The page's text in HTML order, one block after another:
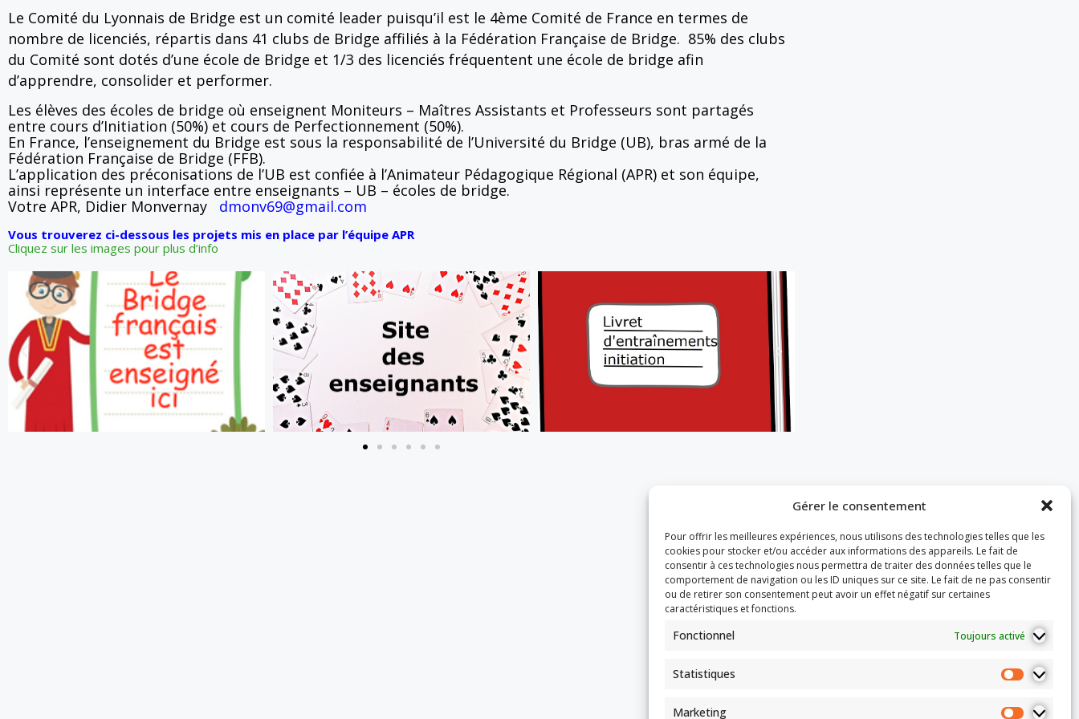
Gérer le consentement
Pour offrir les meilleures expériences, nous utilisons des technologies telles que les
cookies pour stocker et/ou accéder aux informations des appareils. Le fait de
consentir à ces technologies nous permettra de traiter des données telles que le
comportement de navigation ou les ID uniques sur ce site. Le fait de ne pas consentir
ou de retirer son consentement peut avoir un effet négatif sur certaines
caractéristiques et fonctions.
Fonctionnel Toujours activé
Statistiques
Marketing
Le Comité du Lyonnais de Bridge est un comité leader puisqu’il est le 4ème Comité de France en termes de
nombre de licenciés, répartis dans 41 clubs de Bridge affiliés à la Fédération Française de Bridge. 85% des clubs
du Comité sont dotés d’une école de Bridge et 1/3 des licenciés fréquentent une école de bridge afin
d’apprendre, consolider et performer.
Les élèves des écoles de bridge où enseignent Moniteurs – Maîtres Assistants et Professeurs sont partagés
entre cours d’Initiation (50%) et cours de Perfectionnement (50%).
En France, l’enseignement du Bridge est sous la responsabilité de l’Université du Bridge (UB), bras armé de la
Fédération Française de Bridge (FFB).
L’application des préconisations de l’UB est confiée à l’Animateur Pédagogique Régional (APR) et son équipe,
ainsi représente un interface entre enseignants – UB – écoles de bridge.
Votre APR, Didier Monvernay dmonv69@gmail.com
Vous trouverez ci-dessous les projets mis en place par l’équipe APR
Cliquez sur les images pour plus d’info